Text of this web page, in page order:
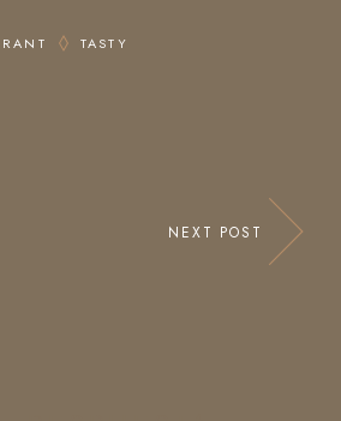
TASTY
NEXT POST